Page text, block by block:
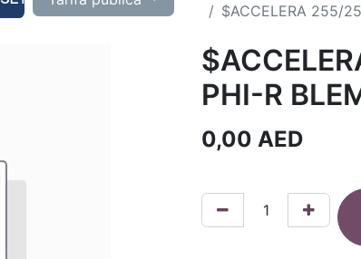
$ACCELERA 255/
PHI-R
0,00 AED